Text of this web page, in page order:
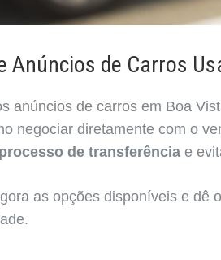
Anúncios de Carros
anúncios de carros em Boa
negociar diretamente com o
processo de transferência e
as opções disponíveis e dê o